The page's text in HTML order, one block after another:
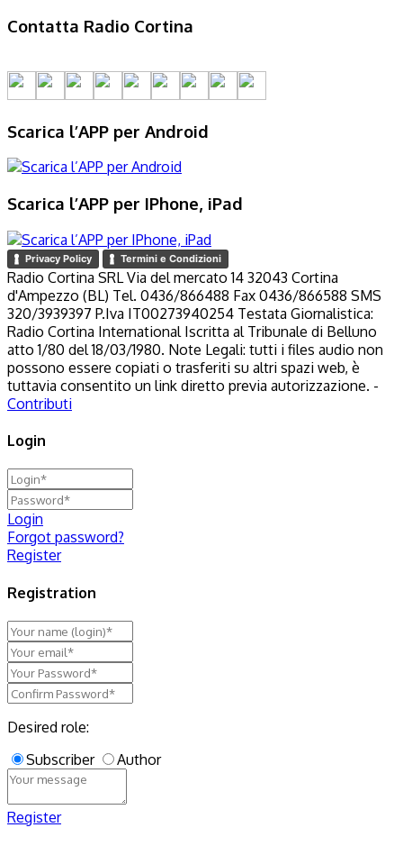
Contatta Radio Cortina
Scarica l’APP per Android
Scarica l’APP per IPhone, iPad
Privacy Policy Termini e Condizioni
Radio Cortina SRL Via del mercato 14 32043 Cortina
d'Ampezzo (BL) Tel. 0436/866488 Fax 0436/866588 SMS
320/3939397 P.Iva IT00273940254 Testata Giornalistica:
Radio Cortina International Iscritta al Tribunale di Belluno
atto 1/80 del 18/03/1980. Note Legali: tutti i files audio non
possono essere copiati o trasferiti su altri spazi web, è
tuttavia consentito un link diretto previa autorizzazione. -
Contributi
Login
Login
Forgot password?
Register
Registration
Desired role:
Subscriber
Author
Register